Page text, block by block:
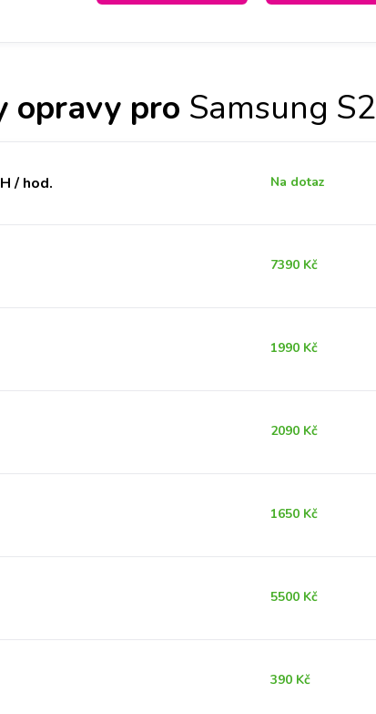
opravy pro Samsung
/ hod. Na dotaz
7390 Kč
1990 Kč
2090 Kč
1650 Kč
5500 Kč
390 Kč